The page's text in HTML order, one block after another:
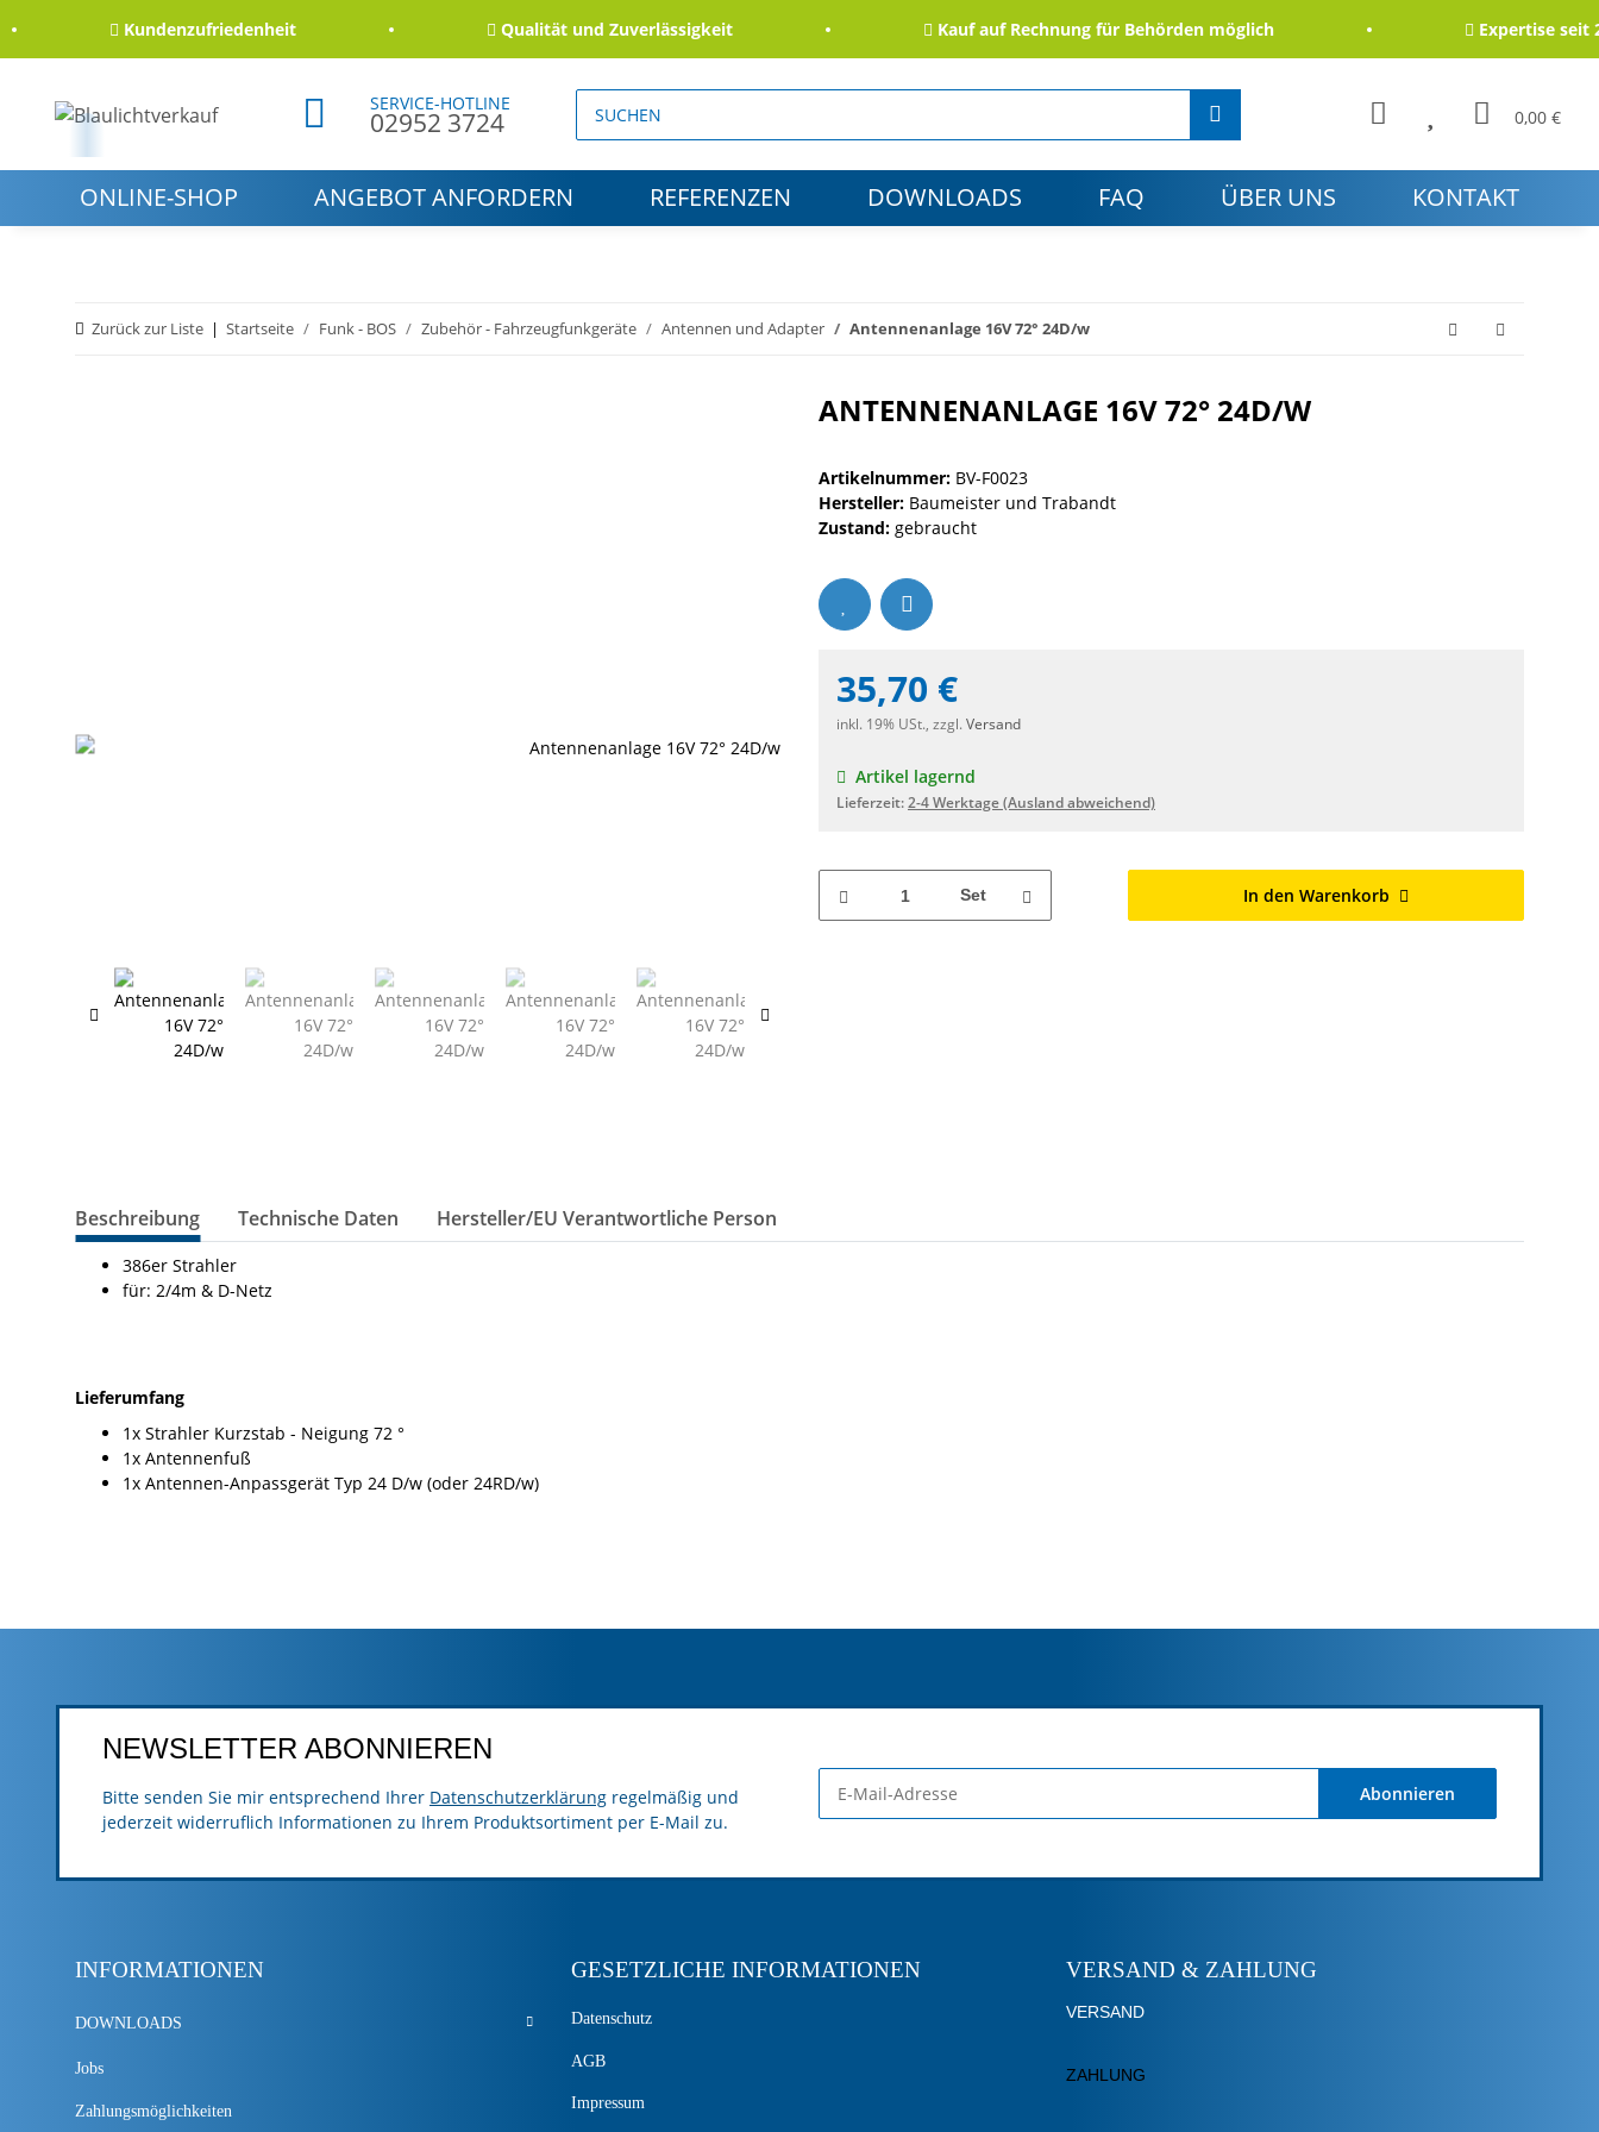
Kundenzufriedenheit Qualität und Zuverlässigkeit Kauf auf Rechnung für Behörden möglich Expertise seit 2006
SERVICE-HOTLINE
02952 3724 0,00 €
ONLINE-SHOP ANGEBOT ANFORDERN REFERENZEN DOWNLOADS FAQ ÜBER UNS KONTAKT
Zurück zur Liste Startseite Funk - BOS Zubehör - Fahrzeugfunkgeräte Antennen und Adapter Antennenanlage 16V 72° 24D/w
ANTENNENANLAGE 16V 72° 24D/W
Artikelnummer: BV-F0023
Hersteller: Baumeister und Trabandt
Zustand: gebraucht
35,70 €
inkl. 19% USt., zzgl. Versand
Artikel lagernd
Lieferzeit:2-4 Werktage(Ausland abweichend)
Set In den Warenkorb
Beschreibung Technische Daten Hersteller/EU Verantwortliche Person
386er Strahler
für: 2/4m & D-Netz
Lieferumfang
1x Strahler Kurzstab - Neigung 72 °
1x Antennenfuß
1x Antennen-Anpassgerät Typ 24 D/w (oder 24RD/w)
NEWSLETTER ABONNIEREN
Bitte senden Sie mir entsprechend Ihrer Datenschutzerklärung regelmäßig und
jederzeit widerruflich Informationen zu Ihrem Produktsortiment per E-Mail zu.
Abonnieren
INFORMATIONEN
DOWNLOADS
Jobs
Zahlungsmöglichkeiten
GESETZLICHE INFORMATIONEN
Datenschutz
AGB
Impressum
VERSAND & ZAHLUNG
VERSAND
ZAHLUNG